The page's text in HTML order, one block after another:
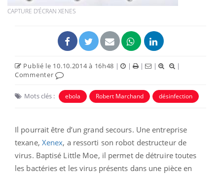
CAPTURE D'ÉCRAN XENES
Publié le 10.10.2014 à 16h48 | | | |
|
Commenter
Mots clés : ebola Robert Marchand désinfection
Il pourrait être d’un grand secours. Une entreprise
texane, Xenex, a ressorti son robot destructeur de
virus. Baptisé Little Moe, il permet de détruire toutes
les bactéries et les virus présents dans une pièce en